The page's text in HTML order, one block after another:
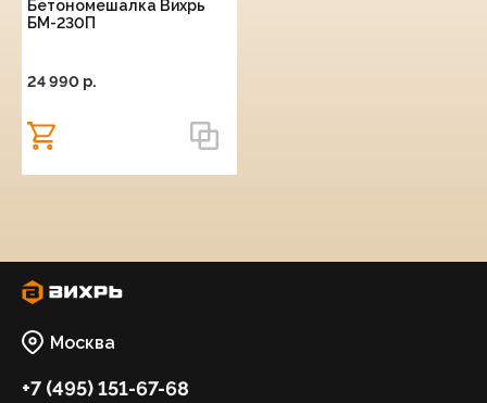
Бетономешалка Вихрь
БМ-230П
24 990 p.
Москва
+7 (495) 151-67-68